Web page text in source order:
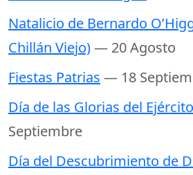
Natalicio de Bernardo
Chillán Viejo)— 20 Agosto
Fiestas Patrias — 18
Día de las Glorias del Ejército
Septiembre
Día del Descubrimiento de